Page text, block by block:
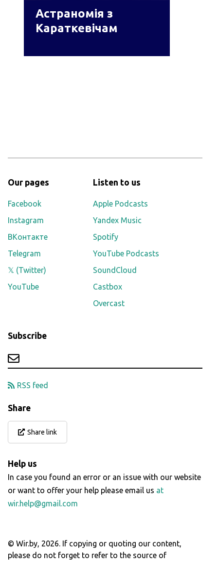
Астраномія з
Караткевічам
Our pages
Facebook
Instagram
ВКонтакте
Telegram
𝕏 (Twitter)
YouTube
Listen to us
Apple Podcasts
Yandex Music
Spotify
YouTube Podcasts
SoundCloud
Castbox
Overcast
Subscribe
RSS feed
Share
Share link
Help us
In case you found an error or an issue with our website
or want to offer your help please email us at
wir.help@gmail.com
© Wir.by, 2026. If copying or quoting our content,
please do not forget to refer to the source of